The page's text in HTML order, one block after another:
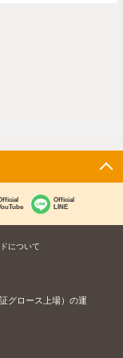
Official
LINE
について
グロース上場）の運